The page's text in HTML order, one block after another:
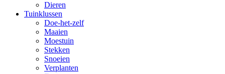
Dieren
Tuinklussen
Doe-het-zelf
Maaien
Moestuin
Stekken
Snoeien
Verplanten